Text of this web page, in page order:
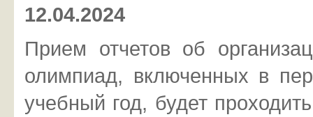
12.04.2024
Прием отчетов об
олимпиад, включенных в
учебный год, будет